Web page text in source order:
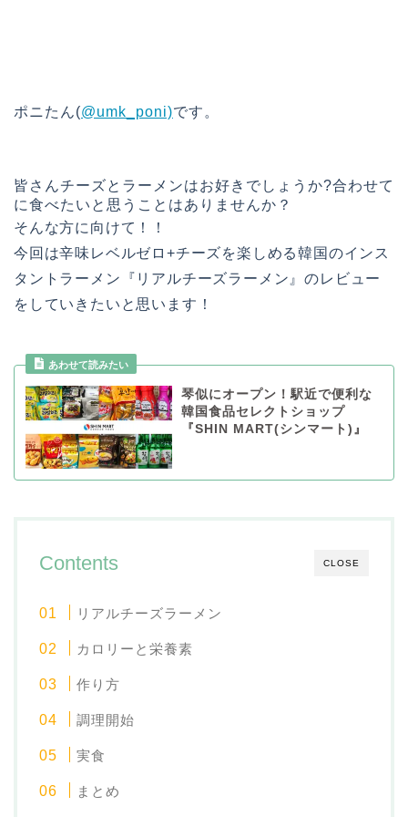
ポニたん(@umk_poni)です。
皆さんチーズとラーメンはお好きでしょうか?合わせて
に食べたいと思うことはありませんか？
そんな方に向けて！！
今回は辛味レベルゼロ+チーズを楽しめる韓国のインス
タントラーメン『リアルチーズラーメン』のレビュー
をしていきたいと思います！
琴似にオープン！駅近で便利な
韓国食品セレクトショップ
『SHIN MART(シンマート)』
CLOSE
Contents
リアルチーズラーメン
カロリーと栄養素
作り方
調理開始
実食
まとめ